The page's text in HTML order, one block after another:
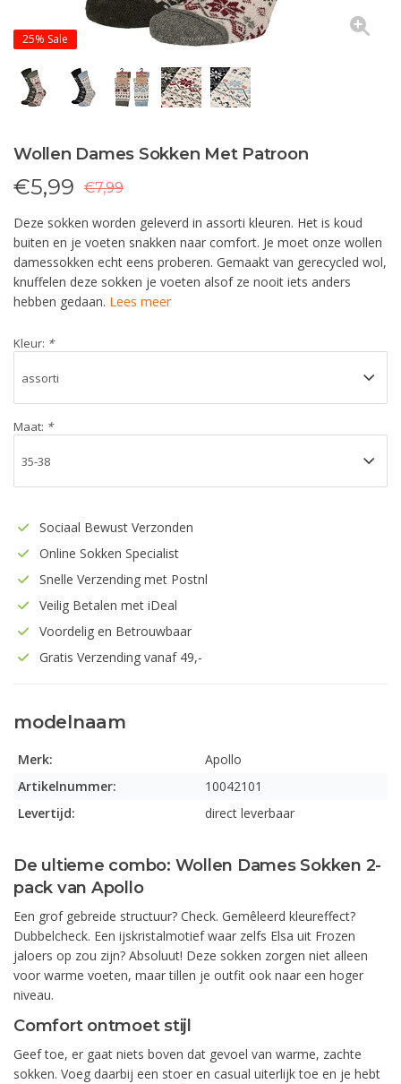
25% Sale
Wollen Dames Sokken Met Patroon
€5,99 €7,99
Deze sokken worden geleverd in assorti kleuren. Het is koud
buiten en je voeten snakken naar comfort. Je moet onze wollen
damessokken echt eens proberen. Gemaakt van gerecycled wol,
knuffelen deze sokken je voeten alsof ze nooit iets anders
hebben gedaan. Lees meer
Kleur: *
Maat: *
Sociaal Bewust Verzonden
Online Sokken Specialist
Snelle Verzending met Postnl
Veilig Betalen met iDeal
Voordelig en Betrouwbaar
Gratis Verzending vanaf 49,-
modelnaam
Merk:
Apollo
Artikelnummer:
10042101
Levertijd:
direct leverbaar
De ultieme combo: Wollen Dames Sokken 2-
pack van Apollo
Een grof gebreide structuur? Check. Gemêleerd kleureffect?
Dubbelcheck. Een ijskristalmotief waar zelfs Elsa uit Frozen
jaloers op zou zijn? Absoluut! Deze sokken zorgen niet alleen
voor warme voeten, maar tillen je outfit ook naar een hoger
niveau.
Comfort ontmoet stijl
Geef toe, er gaat niets boven dat gevoel van warme, zachte
sokken. Voeg daarbij een stoer en casual uiterlijk toe en je hebt